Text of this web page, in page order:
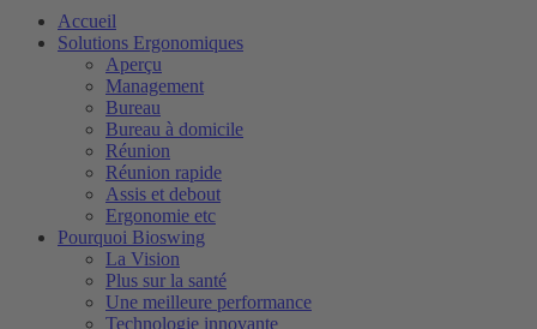
Accueil
Solutions Ergonomiques
Aperçu
Management
Bureau
Bureau à domicile
Réunion
Réunion rapide
Assis et debout
Ergonomie etc
Pourquoi Bioswing
La Vision
Plus sur la santé
Une meilleure performance
Technologie innovante